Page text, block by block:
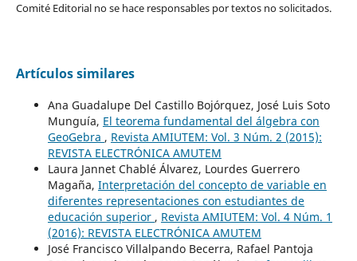
Comité Editorial no se hace responsables por textos no solicitados.
Artículos similares
Ana Guadalupe Del Castillo Bojórquez, José Luis Soto
Munguía, El teorema fundamental del álgebra con
GeoGebra , Revista AMIUTEM: Vol. 3 Núm. 2 (2015):
REVISTA ELECTRÓNICA AMUTEM
Laura Jannet Chablé Álvarez, Lourdes Guerrero
Magaña, Interpretación del concepto de variable en
diferentes representaciones con estudiantes de
educación superior , Revista AMIUTEM: Vol. 4 Núm. 1
(2016): REVISTA ELECTRÓNICA AMUTEM
José Francisco Villalpando Becerra, Rafael Pantoja